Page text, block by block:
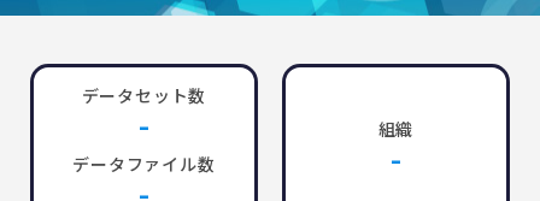
データセット数
-
データファイル数
-
組織
-